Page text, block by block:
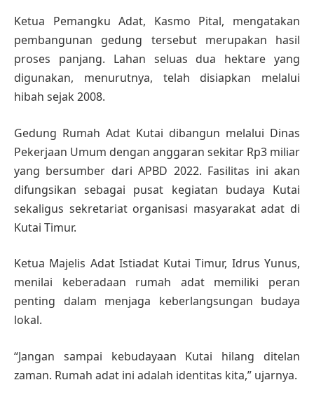
Ketua Pemangku Adat, Kasmo Pital, mengatakan
pembangunan gedung tersebut merupakan hasil
proses panjang. Lahan seluas dua hektare yang
digunakan, menurutnya, telah disiapkan melalui
hibah sejak 2008.
Gedung Rumah Adat Kutai dibangun melalui Dinas
Pekerjaan Umum dengan anggaran sekitar Rp3 miliar
yang bersumber dari APBD 2022. Fasilitas ini akan
difungsikan sebagai pusat kegiatan budaya Kutai
sekaligus sekretariat organisasi masyarakat adat di
Kutai Timur.
Ketua Majelis Adat Istiadat Kutai Timur, Idrus Yunus,
menilai keberadaan rumah adat memiliki peran
penting dalam menjaga keberlangsungan budaya
lokal.
“Jangan sampai kebudayaan Kutai hilang ditelan
zaman. Rumah adat ini adalah identitas kita,” ujarnya.